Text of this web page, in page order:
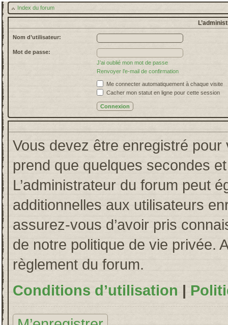
Index du forum
Nom d’utilisateur:
Mot de passe:
J’ai oublié mon mot de passe
Renvoyer l’e-mail de confirmation
Me connecter automatiquement à chaque visite
Cacher mon statut en ligne pour cette session
Vous devez être enregistré pour
prend que quelques secondes
L’administrateur du forum peut
additionnelles aux utilisateurs
assurez-vous d’avoir pris
de notre politique de vie privée.
règlement du forum.
Conditions d’utilisation |